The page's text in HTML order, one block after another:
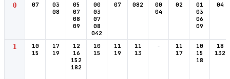
0 07
03
08
05
07
08
09
00
03
07
08
042
07 082
00
04
02
01
03
06
09
04
1
10
15
17
19
12
16
152
182
10
15
11
19
11
13
-
11
17
10
15
18
18
132